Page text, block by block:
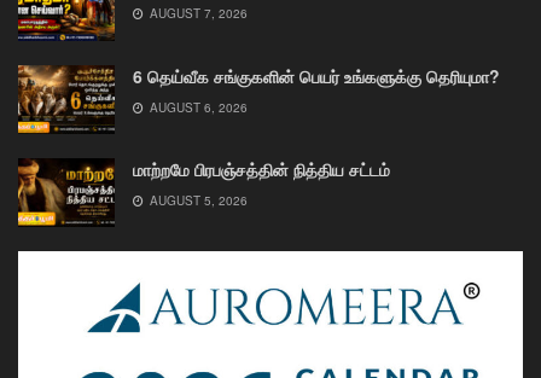
AUGUST 7, 2026
6 தெய்வீக சங்குகளின் பெயர் உங்களுக்கு தெரியுமா?
AUGUST 6, 2026
மாற்றமே பிரபஞ்சத்தின் நித்திய சட்டம்
AUGUST 5, 2026